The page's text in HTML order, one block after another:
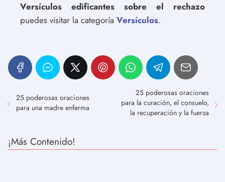
Versículos edificantes sobre el rechazo
puedes visitar la categoría Versículos.
25 poderosas oraciones
para una madre enferma
25 poderosas oraciones
para la curación, el consuelo,
la recuperación y la fuerza
¡Más Contenido!